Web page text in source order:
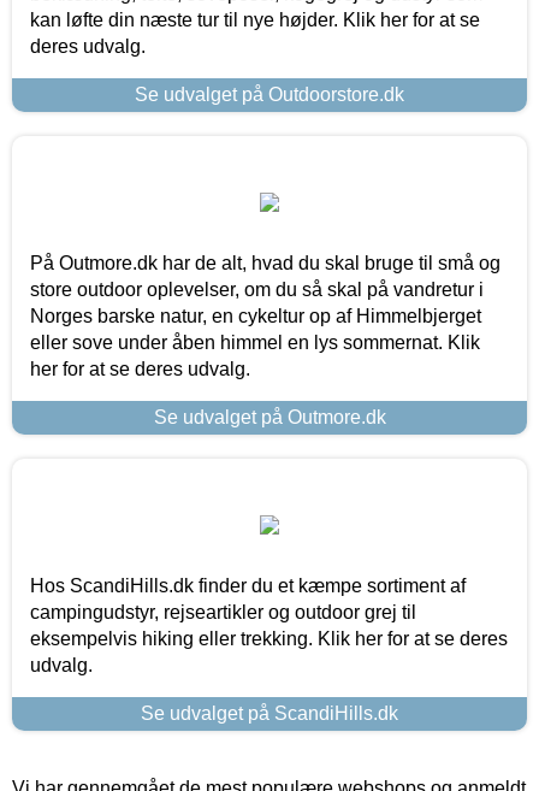
kan løfte din næste tur til nye højder. Klik her for at se
deres udvalg.
Se udvalget på Outdoorstore.dk
På Outmore.dk har de alt, hvad du skal bruge til små og
store outdoor oplevelser, om du så skal på vandretur i
Norges barske natur, en cykeltur op af Himmelbjerget
eller sove under åben himmel en lys sommernat. Klik
her for at se deres udvalg.
Se udvalget på Outmore.dk
Hos ScandiHills.dk finder du et kæmpe sortiment af
campingudstyr, rejseartikler og outdoor grej til
eksempelvis hiking eller trekking. Klik her for at se deres
udvalg.
Se udvalget på ScandiHills.dk